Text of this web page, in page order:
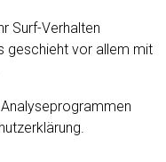
Surf-Verhalten
geschieht vor allem mit